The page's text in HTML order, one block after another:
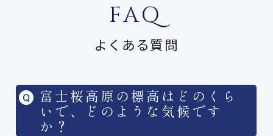
FAQ
よくある質問
富士桜高原の標高はどのくら
いで、どのような気候です
か？